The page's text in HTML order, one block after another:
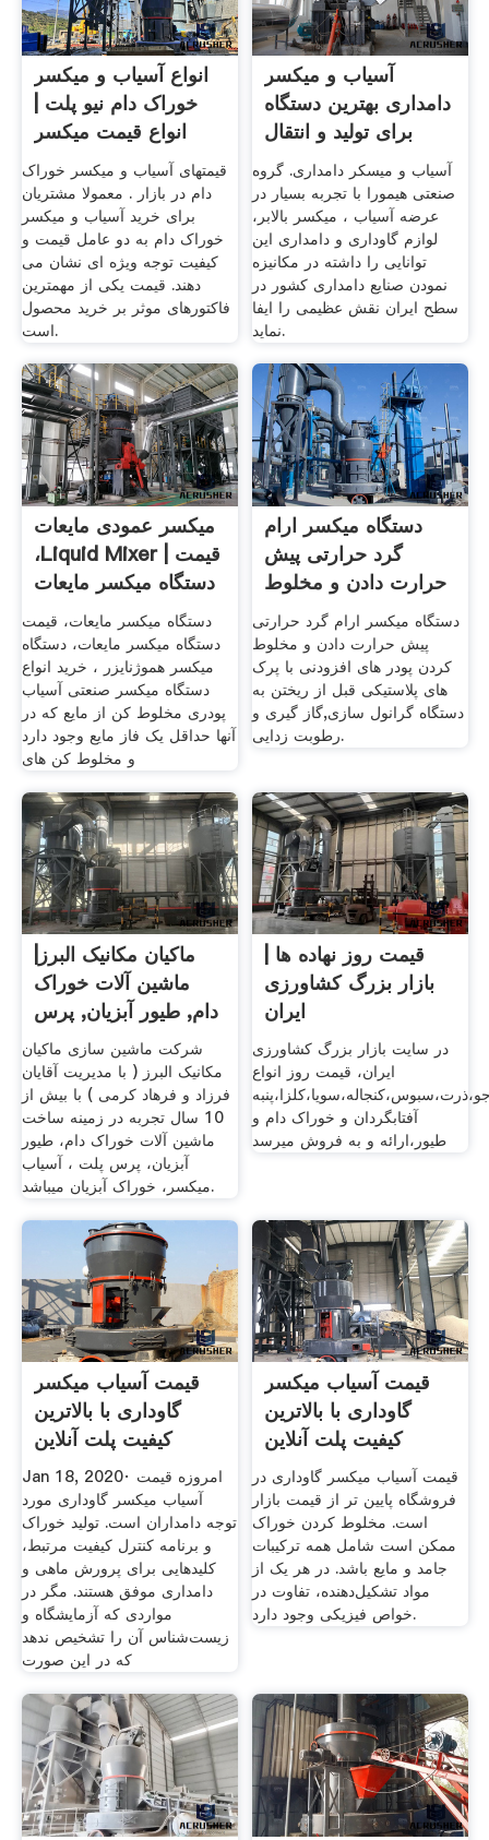
انواع آسیاب و میکسر
خوراک دام نیو پلت |
انواع قیمت میکسر
قیمتهای آسیاب و میکسر خوراک
دام در بازار . معمولا مشتریان
برای خرید آسیاب و میکسر
خوراک دام به دو عامل قیمت و
کیفیت توجه ویژه ای نشان می
دهند. قیمت یکی از مهمترین
فاکتورهای موثر بر خرید محصول
است.
آسیاب و میکسر
دامداری بهترین دستگاه
برای تولید و انتقال
آسیاب و میسکر دامداری. گروه
صنعتی هیمورا با تجربه بسیار در
عرضه آسیاب ، میکسر بالابر،
لوازم گاوداری و دامداری این
توانایی را داشته در مکانیزه
نمودن صنایع دامداری کشور در
سطح ایران نقش عظیمی را ایفا
نماید.
میکسر عمودی مایعات
،Liquid Mixer | قیمت
دستگاه میکسر مایعات
دستگاه میکسر مایعات، قیمت
دستگاه میکسر مایعات، دستگاه
میکسر هموژنایزر ، خرید انواع
دستگاه میکسر صنعتی آسیاب
پودری مخلوط کن از مایع که در
آنها حداقل یک فاز مایع وجود دارد
و مخلوط کن های
دستگاه میکسر ارام
گرد حرارتی پیش
حرارت دادن و مخلوط
کردن
دستگاه میکسر ارام گرد حرارتی
پیش حرارت دادن و مخلوط
کردن پودر های افزودنی با پرک
های پلاستیکی قبل از ریختن به
دستگاه گرانول سازی,گاز گیری و
رطوبت زدایی.
ماکیان مکانیک البرز|
ماشین آلات خوراک
دام, طیور آبزیان, پرس
شرکت ماشین سازی ماکیان
مکانیک البرز ( با مدیریت آقایان
فرزاد و فرهاد کرمی ) با بیش از
10 سال تجربه در زمینه ساخت
ماشین آلات خوراک دام، طیور
آبزیان، پرس پلت ، آسیاب
میکسر، خوراک آبزیان میباشد.
قیمت روز نهاده ها |
بازار بزرگ کشاورزی
ایران
در سایت بازار بزرگ کشاورزی
ایران، قیمت روز انواع
آفتابگردان و خوراک دام و
طیور،ارائه و به فروش میرسد
قیمت آسیاب میکسر
گاوداری با بالاترین
کیفیت پلت آنلاین
Jan 18, 2020· امروزه قیمت
آسیاب میکسر گاوداری مورد
توجه دامداران است. تولید خوراک
و برنامه کنترل کیفیت مرتبط،
کلیدهایی برای پرورش ماهی و
دامداری موفق هستند. مگر در
مواردی که آزمایشگاه و
زیست‌شناس آن را تشخیص ندهد
که در این صورت
قیمت آسیاب میکسر
گاوداری با بالاترین
کیفیت پلت آنلاین
قیمت آسیاب میکسر گاوداری در
فروشگاه پایین تر از قیمت بازار
است. مخلوط کردن خوراک
ممکن است شامل همه ترکیبات
جامد و مایع باشد. در هر یک از
مواد تشکیل‌دهنده، تفاوت در
خواص فیزیکی وجود دارد.